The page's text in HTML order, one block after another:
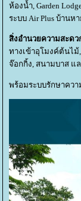
ห้องน้ำ, Garden
ระบบ Air Plus บ้านห
สิ่งอำนวยความสะด
ทางเข้าอุโมงค์ต้นไม้
จ๊อกกิ้ง, สนามบาส แ
พร้อมระบบรักษาควา